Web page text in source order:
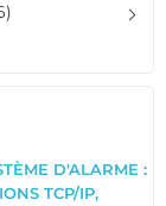
D'ALARME :
TCP/IP,